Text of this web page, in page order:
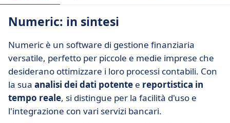
Numeric: in sintesi
Numeric è un software di gestione finanziaria
versatile, perfetto per piccole e medie imprese che
desiderano ottimizzare i loro processi contabili. Con
la sua analisi dei dati potente e reportistica in
tempo reale, si distingue per la facilità d'uso e
l'integrazione con vari servizi bancari.